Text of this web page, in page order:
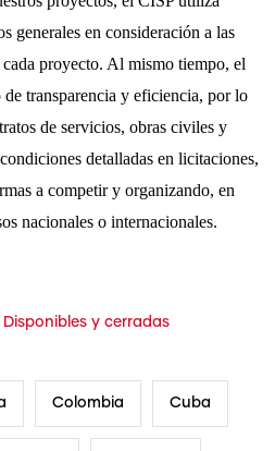
generales en consideración a las
cada proyecto. Al mismo tiempo, el
transparencia y eficiencia, por lo
de servicios, obras civiles y
detalladas en licitaciones,
a competir y organizando, en
nacionales o internacionales.
y cerradas
Colombia Cuba